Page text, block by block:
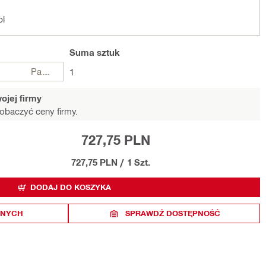
Suma sztuk
1
firmy
ceny firmy.
727,75 PLN
727,75 PLN / 1 Szt.
DODAJ DO KOSZYKA
SPRAWDŹ DOSTĘPNOŚĆ